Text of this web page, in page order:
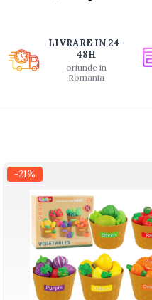
LIVRARE IN 24-
48H
oriunde in
Romania
-21%